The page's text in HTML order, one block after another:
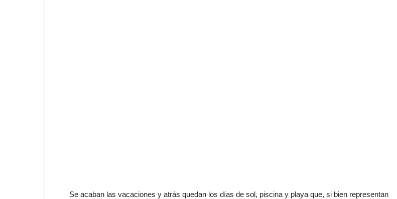
Se acaban las vacaciones y atrás quedan los días de sol, piscina y playa que, si bien representan